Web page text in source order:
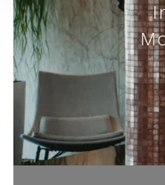
Wir verwenden
personalisieren,
zu können und die
analysieren.
Verwendung unserer
soziale Medien,
Partner führen diese